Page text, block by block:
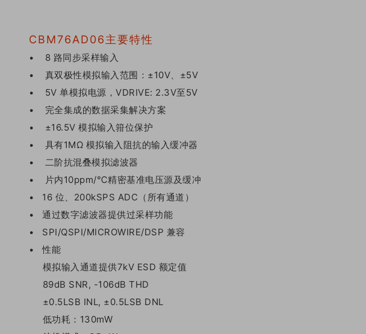
CBM76AD06主要特性
• 8 路同步采样输入
• 真双极性模拟输入范围：±10V、±5V
• 5V 单模拟电源，VDRIVE: 2.3V至5V
• 完全集成的数据采集解决方案
• ±16.5V 模拟输入箝位保护
• 具有1MΩ 模拟输入阻抗的输入缓冲器
• 二阶抗混叠模拟滤波器
• 片内10ppm/℃精密基准电压源及缓冲
• 16 位、200kSPS ADC（所有通道）
• 通过数字滤波器提供过采样功能
• SPI/QSPI/MICROWIRE/DSP 兼容
• 性能
模拟输入通道提供7kV ESD 额定值
89dB SNR, -106dB THD
±0.5LSB INL, ±0.5LSB DNL
低功耗：130mW